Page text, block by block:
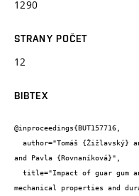
1290
STRANY POČET
12
BIBTEX
@inproceedings{BUT157716,
and Pavla {Rovnaníková}",
mechanical properties and